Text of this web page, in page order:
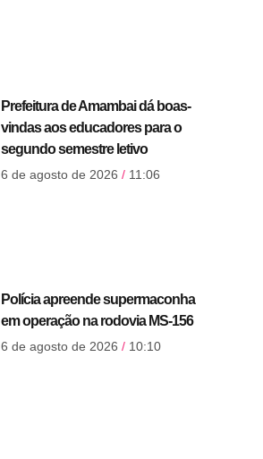
Prefeitura de Amambai dá boas-
vindas aos educadores para o
segundo semestre letivo
6 de agosto de 2026 11:06
Polícia apreende supermaconha
em operação na rodovia MS-156
6 de agosto de 2026 10:10